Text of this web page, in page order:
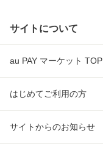
サイトについて
au PAY マーケット TOP
はじめてご利用の方
サイトからのお知らせ